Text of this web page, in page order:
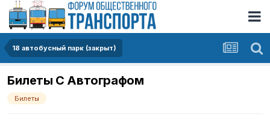
18 автобусный парк (закрыт)
Билеты С Автографом
Билеты